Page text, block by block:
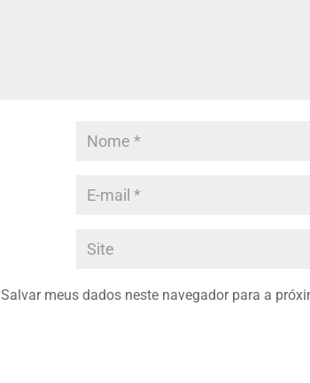
Salvar meus dados neste navegador para a